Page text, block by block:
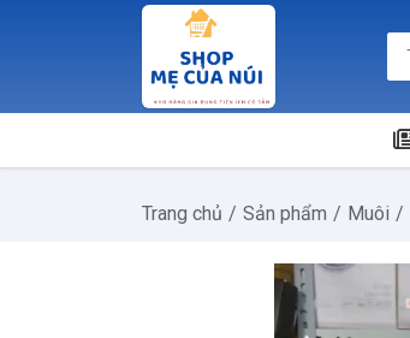
Trang chủ Sản phẩm Muôi